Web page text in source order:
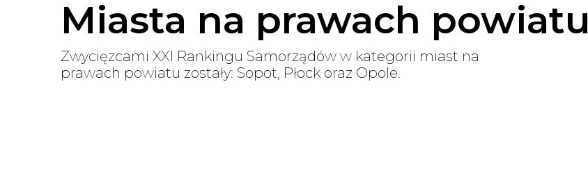
Miasta na prawach powiatu
Zwycięzcami XXI Rankingu Samorządów w kategorii miast na
prawach powiatu zostały: Sopot, Płock oraz Opole.